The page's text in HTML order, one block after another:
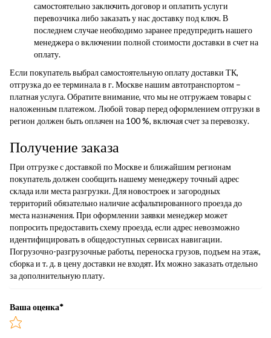
самостоятельно заключить договор и оплатить услуги
перевозчика либо заказать у нас доставку под ключ. В
последнем случае необходимо заранее предупредить нашего
менеджера о включении полной стоимости доставки в счет на
оплату.
Если покупатель выбрал самостоятельную оплату доставки ТК,
отгрузка до ее терминала в г. Москве нашим автотранспортом –
платная услуга. Обратите внимание, что мы не отгружаем товары с
наложенным платежом. Любой товар перед оформлением отгрузки в
регион должен быть оплачен на 100 %, включая счет за перевозку.
Получение заказа
При отгрузке с доставкой по Москве и ближайшим регионам
покупатель должен сообщить нашему менеджеру точный адрес
склада или места разгрузки. Для новостроек и загородных
территорий обязательно наличие асфальтированного проезда до
места назначения. При оформлении заявки менеджер может
попросить предоставить схему проезда, если адрес невозможно
идентифицировать в общедоступных сервисах навигации.
Погрузочно-разгрузочные работы, переноска грузов, подъем на этаж,
сборка и т. д. в цену доставки не входят. Их можно заказать отдельно
за дополнительную плату.
Ваша оценка*